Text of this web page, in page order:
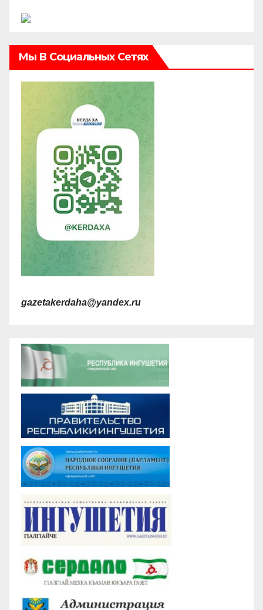
Мы В Социальных Сетях
gazetakerdaha@yandex.ru